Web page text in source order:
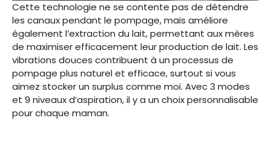
Cette technologie ne se contente pas de détendre
les canaux pendant le pompage, mais améliore
également l’extraction du lait, permettant aux mères
de maximiser efficacement leur production de lait. Les
vibrations douces contribuent à un processus de
pompage plus naturel et efficace, surtout si vous
aimez stocker un surplus comme moi. Avec 3 modes
et 9 niveaux d’aspiration, il y a un choix personnalisable
pour chaque maman.